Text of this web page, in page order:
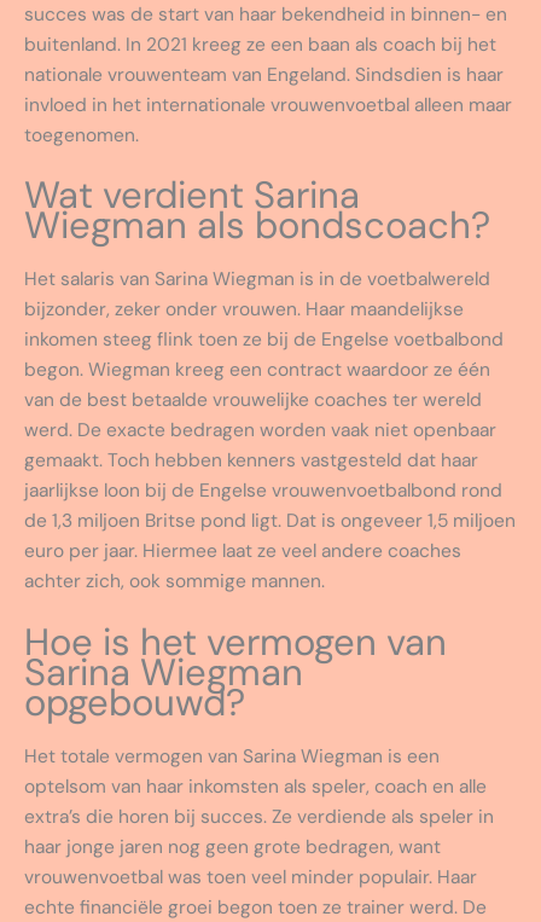
succes was de start van haar bekendheid in binnen- en
buitenland. In 2021 kreeg ze een baan als coach bij het
nationale vrouwenteam van Engeland. Sindsdien is haar
invloed in het internationale vrouwenvoetbal alleen maar
toegenomen.
Wat verdient Sarina
Wiegman als bondscoach?
Het salaris van Sarina Wiegman is in de voetbalwereld
bijzonder, zeker onder vrouwen. Haar maandelijkse
inkomen steeg flink toen ze bij de Engelse voetbalbond
begon. Wiegman kreeg een contract waardoor ze één
van de best betaalde vrouwelijke coaches ter wereld
werd. De exacte bedragen worden vaak niet openbaar
gemaakt. Toch hebben kenners vastgesteld dat haar
jaarlijkse loon bij de Engelse vrouwenvoetbalbond rond
de 1,3 miljoen Britse pond ligt. Dat is ongeveer 1,5 miljoen
euro per jaar. Hiermee laat ze veel andere coaches
achter zich, ook sommige mannen.
Hoe is het vermogen van
Sarina Wiegman
opgebouwd?
Het totale vermogen van Sarina Wiegman is een
optelsom van haar inkomsten als speler, coach en alle
extra’s die horen bij succes. Ze verdiende als speler in
haar jonge jaren nog geen grote bedragen, want
vrouwenvoetbal was toen veel minder populair. Haar
echte financiële groei begon toen ze trainer werd. De